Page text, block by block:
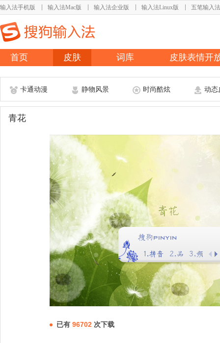
输入法手机版 输入法Mac版 输入法企业版 输入法Linux版 五笔输入法
首页 皮肤 词库 皮肤表情开
卡通动漫 静物风景 时尚酷炫 动态
青花
已有 96702 次下载